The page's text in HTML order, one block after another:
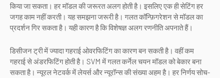
किया जा सकता। हर मॉडल की जरूरत अलग होती है। इसलिए एक ही सेटिंग हर
जगह काम नहीं करती। यह समझना जरूरी है। गलत कॉन्फ़िगरेशन से मॉडल का
प्रदर्शन गिर सकता है। यही कारण है कि विशेषज्ञ अलग रणनीति अपनाते हैं।
डिसीजन ट्री में ज्यादा गहराई ओवरफिटिंग का कारण बन सकती है। वहीं कम
गहराई से अंडरफिटिंग होती है। SVM में गलत कर्नेल चयन मॉडल को बेकार बना
सकता है। न्यूरल नेटवर्क में लेयर्स और न्यूरॉन्स की संख्या अहम है। हर निर्णय सोच-